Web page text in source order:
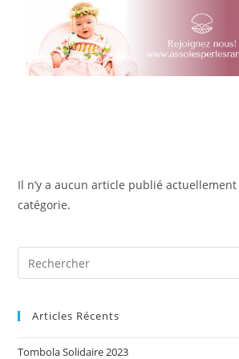
Il n’y a aucun article publié
catégorie.
Articles Récents
Tombola Solidaire 2023